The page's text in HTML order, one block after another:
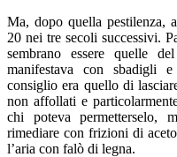
Ma, dopo quella pestilenza,
20 nei tre secoli successivi.
sembrano essere quelle
manifestava con sbadigli
consiglio era quello di
non affollati e
chi poteva permetterselo,
rimediare con frizioni di
l’aria con falò di legna.